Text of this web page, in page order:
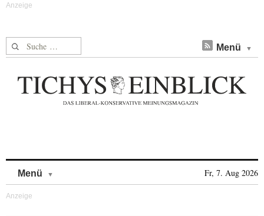
Suche nach: Menü
Menü Fr, 7. Aug 2026